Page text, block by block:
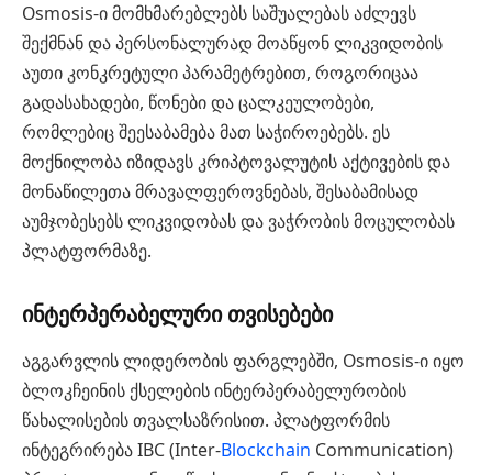
Osmosis-ი მომხმარებლებს საშუალებას აძლევს
შექმნან და პერსონალურად მოაწყონ ლიკვიდობის
აუთი კონკრეტული პარამეტრებით, როგორიცაა
გადასახადები, წონები და ცალკეულობები,
რომლებიც შეესაბამება მათ საჭიროებებს. ეს
მოქნილობა იზიდავს კრიპტოვალუტის აქტივების და
მონაწილეთა მრავალფეროვნებას, შესაბამისად
აუმჯობესებს ლიკვიდობას და ვაჭრობის მოცულობას
პლატფორმაზე.
ინტერპერაბელური თვისებები
აგგარვლის ლიდერობის ფარგლებში, Osmosis-ი იყო
ბლოკჩეინის ქსელების ინტერპერაბელურობის
წახალისების თვალსაზრისით. პლატფორმის
ინტეგრირება IBC (Inter-Blockchain Communication)